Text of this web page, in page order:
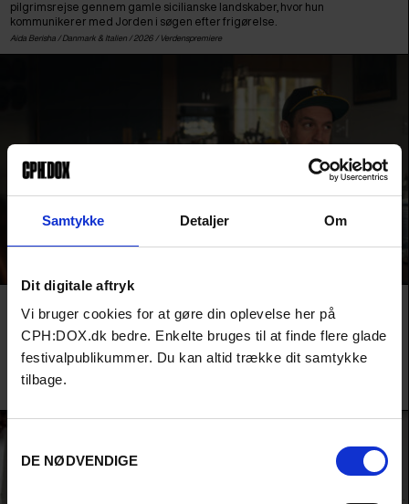
Samtykke Detaljer Om
Dit digitale aftryk
Vi bruger cookies for at gøre din oplevelse her på
CPH:DOX.dk bedre. Enkelte bruges til at finde flere glade
festivalpublikummer. Du kan altid trække dit samtykke
tilbage.
DE NØDVENDIGE
pilgrimsrejse gennem gamle sicilianske landskaber, hvor hun
kommunikerer med Jorden i søgen efter frigørelse.
Aida Berisha / Danmark & Italien / 2026 / Verdenspremiere
ALL ABOUT THE MONEY
anti-kapitalist fra en af USAs rigeste famillier i en af årets mest utrolige
historier.